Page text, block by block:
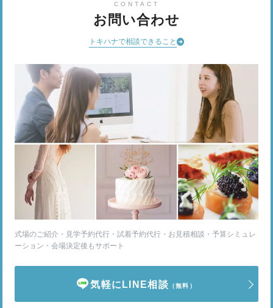
CONTACT
お問い合わせ
トキハナで相談できること
式場のご紹介・見学予約代行・試着予約代行・お見積相談・予算シミュレ
ーション・会場決定後もサポート
気軽にLINE相談 （無料）